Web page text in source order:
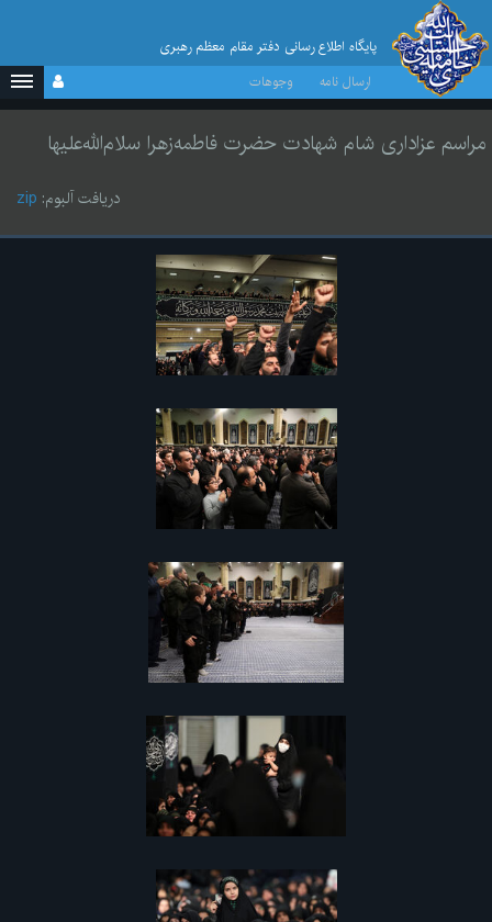
پایگاه اطلاع رسانی دفتر مقام معظم رهبری
ارسال نامه
وجوهات
مراسم عزاداری شام شهادت حضرت فاطمه‌زهرا سلام‌الله‌علیها
دریافت آلبوم: zip